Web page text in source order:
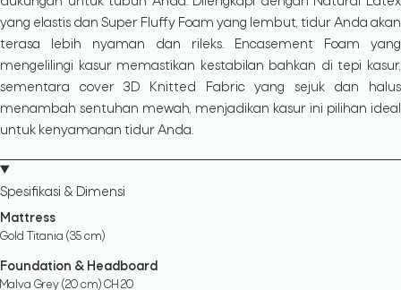
yang elastis dan Super Fluffy Foam yang lembut, tidur Anda akan
terasa lebih nyaman dan rileks. Encasement Foam yang
mengelilingi kasur memastikan kestabilan bahkan di tepi kasur,
sementara cover 3D Knitted Fabric yang sejuk dan halus
menambah sentuhan mewah, menjadikan kasur ini pilihan ideal
untuk kenyamanan tidur Anda.
Spesifikasi & Dimensi
Mattress
Gold Titania (35 cm)
Foundation & Headboard
Malva Grey (20 cm) CH 20